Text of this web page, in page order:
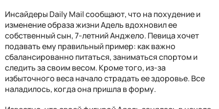
Инсайдеры Daily Mail сообщают, что на похудение и
изменение образа жизни Адель вдохновил ее
собственный сын, 7-летний Анджело. Певица хочет
подавать ему правильный пример: как важно
сбалансированно питаться, заниматься спортом и
следить за своим весом. Кроме того, из-за
избыточного веса начало страдать ее здоровье. Все
наладилось, когда она пришла в форму.